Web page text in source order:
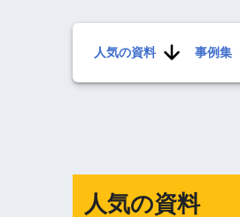
人気の資料 事例集
人気の資料